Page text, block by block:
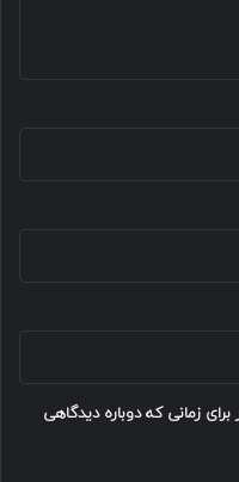
زمانی که دوباره دیدگاهی